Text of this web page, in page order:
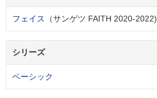
フェイス （サンゲツ FAITH 2020-2022)
シリーズ
ベーシック